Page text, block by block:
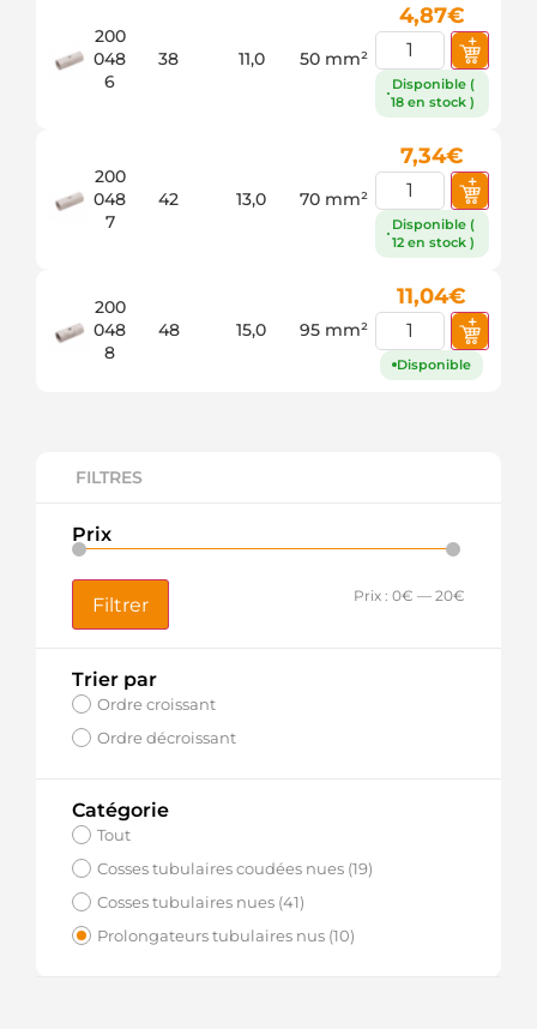
FILTRES
Prix
Filtrer Prix : 0€ — 20€
Trier par
Ordre croissant
Ordre décroissant
Catégorie
Tout
Cosses tubulaires coudées nues (19)
Cosses tubulaires nues (41)
Prolongateurs tubulaires nus (10)
200
048
6
38 11,0 50 mm²
4,87€
Disponible (
18 en stock )
200
048
7
42 13,0 70 mm²
7,34€
Disponible (
12 en stock )
200
048
8
48 15,0 95 mm²
11,04€
Disponible